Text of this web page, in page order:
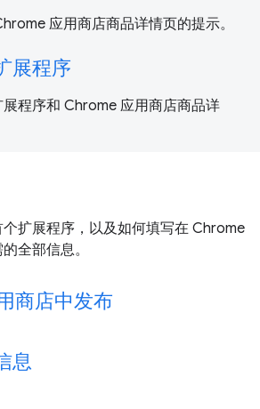
应用商店商品详情页的提示。
展程序
程序和 Chrome 应用商店商品详
扩展程序，以及如何填写在 Chrome
全部信息。
商店中发布
息